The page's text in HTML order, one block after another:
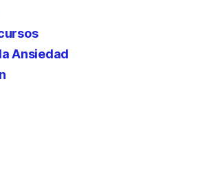
Ansiedad